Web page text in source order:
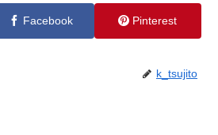
Facebook Pinterest
k_tsujito